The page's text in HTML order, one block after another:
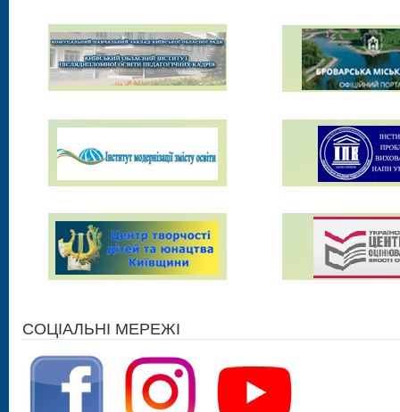
СОЦІАЛЬНІ МЕРЕЖІ